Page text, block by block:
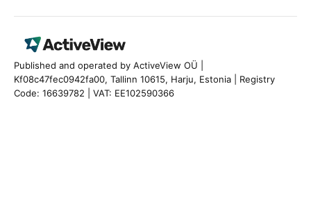
Published and operated by ActiveView OÜ |
Kf08c47fec0942fa00, Tallinn 10615, Harju, Estonia | Registry
Code: 16639782 | VAT: EE102590366